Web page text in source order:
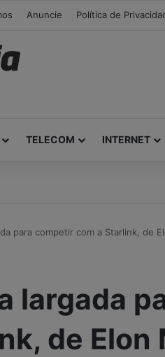
Anuncie Política de
TELECOM INTERNET
para competir com a Starlink, de
largada
de Elon